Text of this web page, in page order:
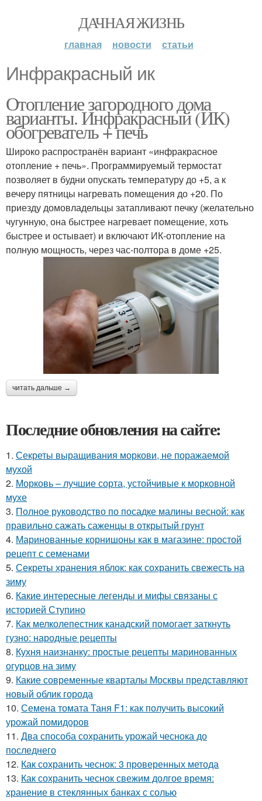
ДАЧНАЯ ЖИЗНЬ
главная новости статьи
Инфракрасный ик
Отопление загородного дома
варианты. Инфракрасный (ИК)
обогреватель + печь
Широко распространён вариант «инфракрасное
отопление + печь». Программируемый термостат
позволяет в будни опускать температуру до +5, а к
вечеру пятницы нагревать помещения до +20. По
приезду домовладельцы затапливают печку (желательно
чугунную, она быстрее нагревает помещение, хоть
быстрее и остывает) и включают ИК-отопление на
полную мощность, через час-полтора в доме +25.
читать дальше →
Последние обновления на сайте:
1. Секреты выращивания моркови, не поражаемой
мухой
2. Морковь – лучшие сорта, устойчивые к морковной
мухе
3. Полное руководство по посадке малины весной: как
правильно сажать саженцы в открытый грунт
4. Маринованные корнишоны как в магазине: простой
рецепт с семенами
5. Секреты хранения яблок: как сохранить свежесть на
зиму
6. Какие интересные легенды и мифы связаны с
историей Ступино
7. Как мелколепестник канадский помогает заткнуть
гузно: народные рецепты
8. Кухня наизнанку: простые рецепты маринованных
огурцов на зиму
9. Какие современные кварталы Москвы представляют
новый облик города
10. Семена томата Таня F1: как получить высокий
урожай помидоров
11. Два способа сохранить урожай чеснока до
последнего
12. Как сохранить чеснок: 3 проверенных метода
13. Как сохранить чеснок свежим долгое время:
хранение в стеклянных банках с солью